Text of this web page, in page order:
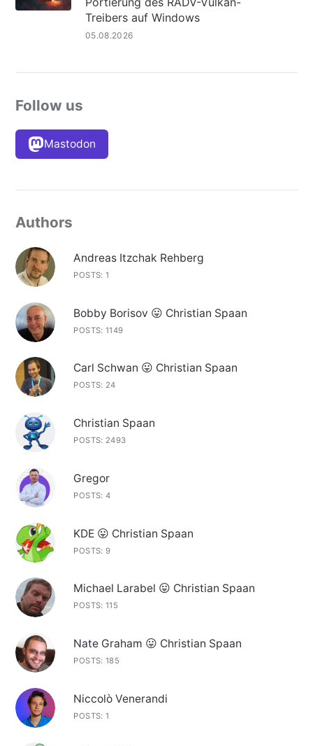
Treibers auf Windows
05.08.2026
Follow us
Mastodon
Authors
Andreas Itzchak Rehberg
POSTS: 1
Bobby Borisov 😛 Christian Spaan
POSTS: 1149
Carl Schwan 😛 Christian Spaan
POSTS: 24
Christian Spaan
POSTS: 2493
Gregor
POSTS: 4
KDE 😛 Christian Spaan
POSTS: 9
Michael Larabel 😛 Christian Spaan
POSTS: 115
Nate Graham 😛 Christian Spaan
POSTS: 185
Niccolò Venerandi
POSTS: 1